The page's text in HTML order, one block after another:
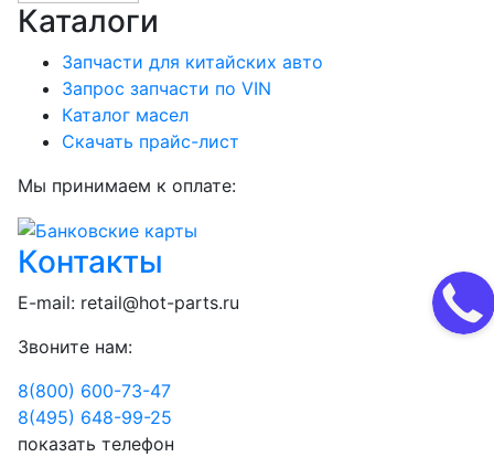
Каталоги
Запчасти для китайских авто
Запрос запчасти по VIN
Каталог масел
Скачать прайс-лист
Мы принимаем к оплате:
Контакты
E-mail: retail@hot-parts.ru
Звоните нам:
8(800) 600-73-47
8(495) 648-99-25
показать телефон